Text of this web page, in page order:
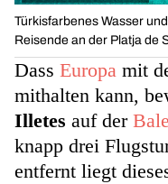
Türkisfarbenes Wasser
Reisende an der Platja de
Dass Europa mit
mithalten kann,
Illetes auf der
knapp drei
entfernt liegt